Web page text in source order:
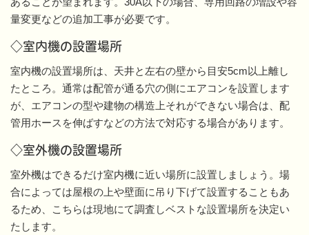
量変更などの追加工事が必要です。
◇室内機の設置場所
室内機の設置場所は、天井と左右の壁から目安5cm以上離し
たところ。通常は配管が通る穴の側にエアコンを設置します
が、エアコンの型や建物の構造上それができない場合は、配
管用ホースを伸ばすなどの方法で対応する場合があります。
◇室外機の設置場所
室外機はできるだけ室内機に近い場所に設置しましょう。場
合によっては屋根の上や壁面に吊り下げて設置することもあ
るため、こちらは現地にて調査しベストな設置場所を決定い
たします。